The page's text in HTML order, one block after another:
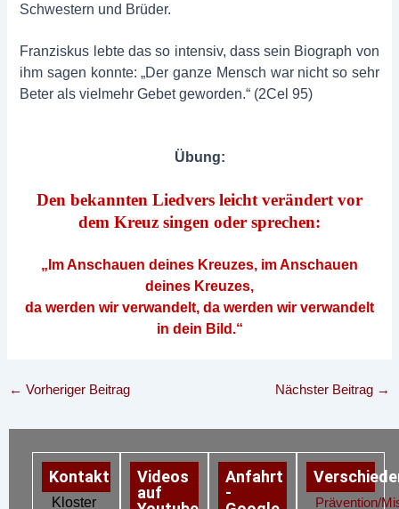
Schwestern und Brüder.
Franziskus lebte das so intensiv, dass sein Biograph von
ihm sagen konnte: „Der ganze Mensch war nicht so sehr
Beter als vielmehr Gebet geworden.“ (2Cel 95)
Übung:
Den bekannten Liedvers leicht verändert vor
dem Kreuz singen oder sprechen:
„Im Anschauen deines Kreuzes, im Anschauen
deines Kreuzes,
da werden wir verwandelt, da werden wir verwandelt
in dein Bild.“
← Vorheriger Beitrag Nächster Beitrag →
Kontakt
Kloster
Videos
auf
Anfahrt
-
Prävention/